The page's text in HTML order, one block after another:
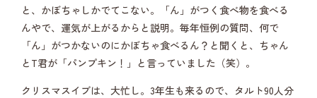
と、かぼちゃしかでてこない。「ん」がつく食べ物を食べる
んやで、運気が上がるからと説明。毎年恒例の質問、何で
「ん」がつかないのにかぼちゃ食べるん？と聞くと、ちゃん
とT君が「パンプキン！」と言っていました（笑）。
クリスマスイブは、大忙し。3年生も来るので、タルト90人分